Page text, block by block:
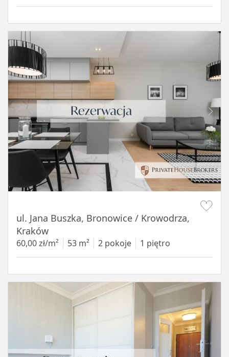
ul. Jana Buszka, Bronowice / Krowodrza,
Kraków
60,00 zł/m² 53 m² 2 pokoje 1 piętro